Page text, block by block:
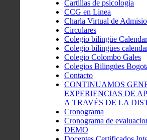
Cartillas de psicología
CCG en Linea
Charla Virtual de
Circulares
Colegio bilingüe
Colegio bilingües
Colegio Colombo Gales
Colegios Bilingües
Contacto
CONTINUAMOS
EXPERIENCIAS DE
A TRAVÉS DE LA
Cronograma
Cronograma de
DEMO